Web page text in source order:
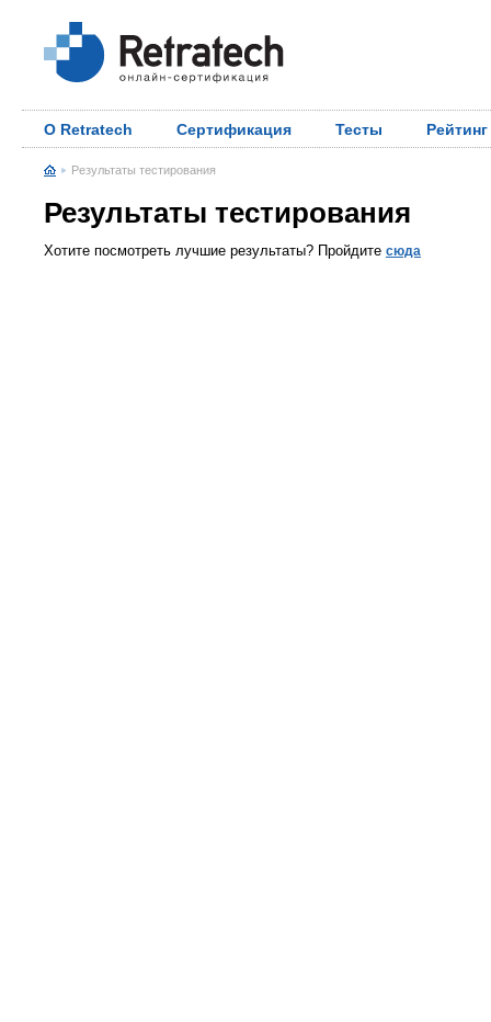
О Retratech Сертификация Тесты Рейтинг
Результаты тестирования
Результаты тестирования
Хотите посмотреть лучшие результаты? Пройдите сюда